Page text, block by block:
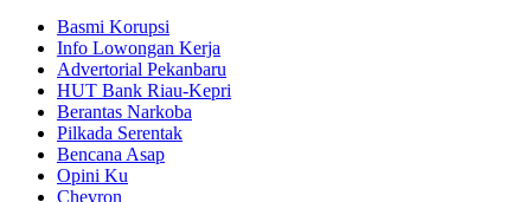
Basmi Korupsi
Info Lowongan Kerja
Advertorial Pekanbaru
HUT Bank Riau-Kepri
Berantas Narkoba
Pilkada Serentak
Bencana Asap
Opini Ku
Chevron